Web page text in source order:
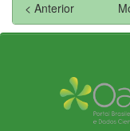
< Anterior